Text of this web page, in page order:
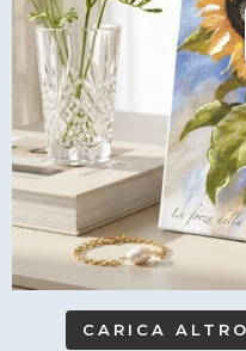
CARICA